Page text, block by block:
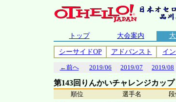
トップ 大会案内
シーサイドOP アドバンスト イ
←前へ 2019/06 2019/07 2019/08
第143回りんかいチャレンジカッ
順位 選手名 段